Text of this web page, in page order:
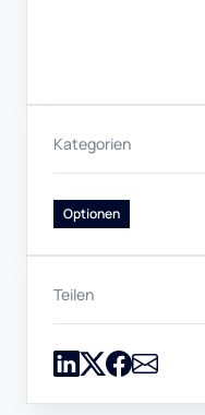
Kategorien
Optionen
Teilen